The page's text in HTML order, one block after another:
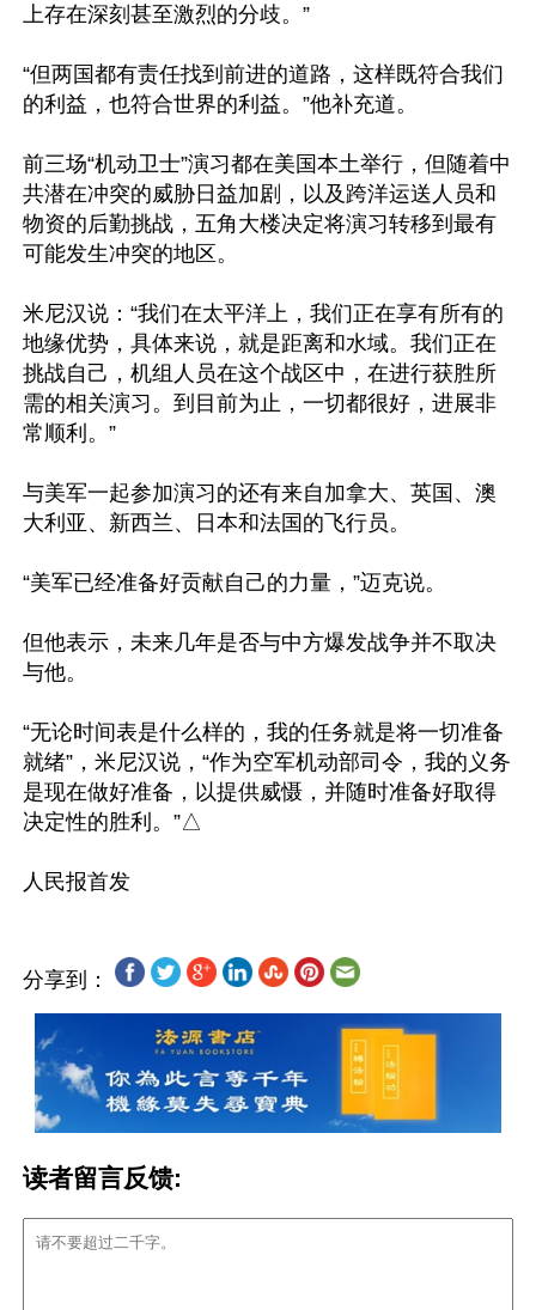
上存在深刻甚至激烈的分歧。”
“但两国都有责任找到前进的道路，这样既符合我们
的利益，也符合世界的利益。”他补充道。
前三场“机动卫士”演习都在美国本土举行，但随着中
共潜在冲突的威胁日益加剧，以及跨洋运送人员和
物资的后勤挑战，五角大楼决定将演习转移到最有
可能发生冲突的地区。
米尼汉说：“我们在太平洋上，我们正在享有所有的
地缘优势，具体来说，就是距离和水域。我们正在
挑战自己，机组人员在这个战区中，在进行获胜所
需的相关演习。到目前为止，一切都很好，进展非
常顺利。”
与美军一起参加演习的还有来自加拿大、英国、澳
大利亚、新西兰、日本和法国的飞行员。
“美军已经准备好贡献自己的力量，”迈克说。
但他表示，未来几年是否与中方爆发战争并不取决
与他。
“无论时间表是什么样的，我的任务就是将一切准备
就绪”，米尼汉说，“作为空军机动部司令，我的义务
是现在做好准备，以提供威慑，并随时准备好取得
决定性的胜利。”△
分享到：
读者留言反馈: